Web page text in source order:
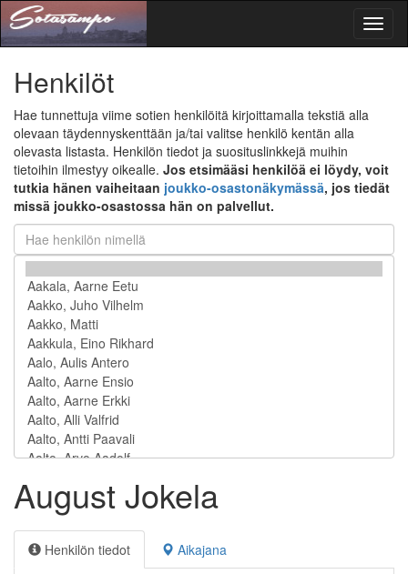
Henkilöt
Hae tunnettuja viime sotien henkilöitä kirjoittamalla tekstiä alla
olevaan täydennyskenttään ja/tai valitse henkilö kentän alla
olevasta listasta. Henkilön tiedot ja suosituslinkkejä muihin
tietoihin ilmestyy oikealle. Jos etsimääsi henkilöä ei löydy, voit
tutkia hänen vaiheitaan joukko-osastonäkymässä, jos tiedät
missä joukko-osastossa hän on palvellut.
August Jokela
Henkilön tiedot Aikajana